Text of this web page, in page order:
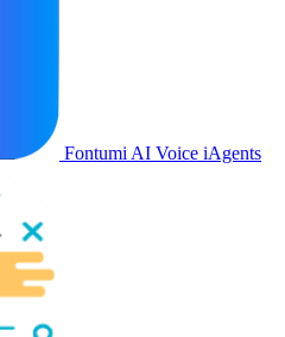
Fontumi AI Voice iAgents